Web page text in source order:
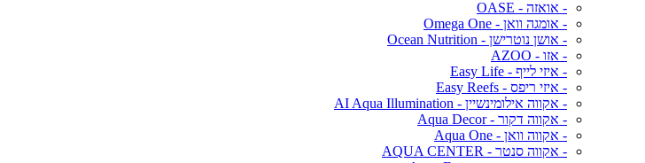
- אואזה - OASE
- אומגה וואן - Omega One
- אושן נוטרישן - Ocean Nutrition
- אזו - AZOO
- איזי לייף - Easy Life
- איזי ריפס - Easy Reefs
- אקווה אילומינשיין - AI Aqua Illumination
- אקווה דקור - Aqua Decor
- אקווה וואן - Aqua One
- אקווה סנטר - AQUA CENTER